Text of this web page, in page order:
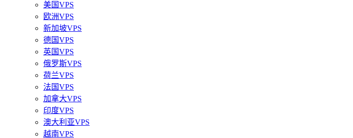
美国VPS
欧洲VPS
新加坡VPS
德国VPS
英国VPS
俄罗斯VPS
荷兰VPS
法国VPS
加拿大VPS
印度VPS
澳大利亚VPS
越南VPS